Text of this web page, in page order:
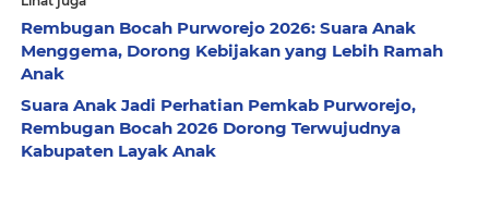
Rembugan Bocah Purworejo 2026: Suara Anak
Menggema, Dorong Kebijakan yang Lebih Ramah
Anak
Suara Anak Jadi Perhatian Pemkab Purworejo,
Rembugan Bocah 2026 Dorong Terwujudnya
Kabupaten Layak Anak